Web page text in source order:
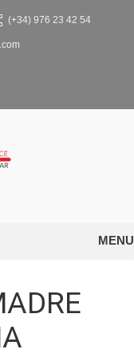
(+34) 976 23 42 54
MENU